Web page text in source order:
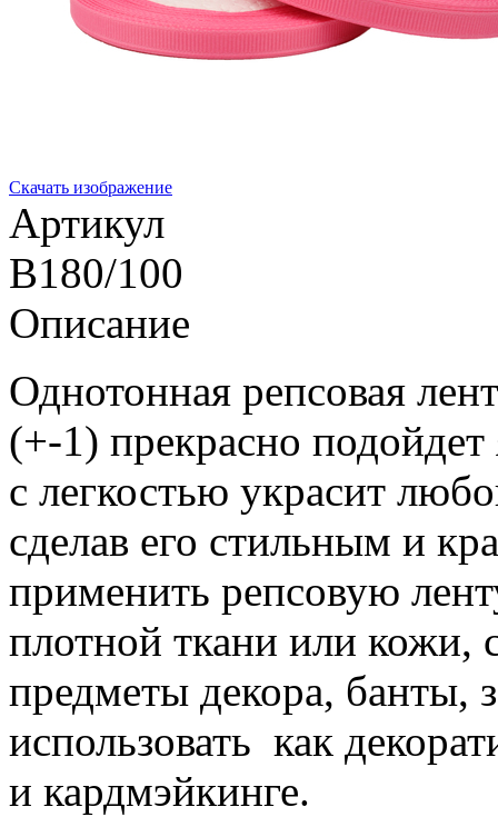
Скачать изображение
Артикул
B180/100
Описание
Однотонная репсовая
(+-1) прекрасно
с легкостью украсит
сделав его стильным и
применить репсовую
плотной ткани или кожи,
предметы декора, банты,
использовать как
и кардмэйкинге.